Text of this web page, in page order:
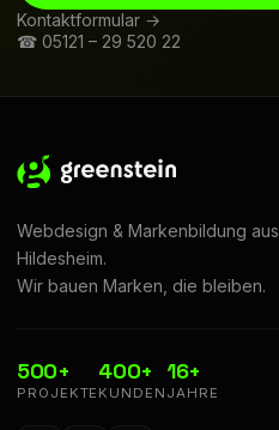
Kontaktformular →
☎ 05121 – 29 520 22
Webdesign & Markenbildung aus
Hildesheim.
Wir bauen Marken, die bleiben.
500+
PROJEKTE
400+
KUNDEN
16+
JAHRE